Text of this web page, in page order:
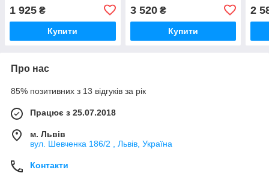
1 925 ₴
Купити
4M1713139G59V
3 520₴
Купити
2
Про нас
85% позитивних з 13 відгуків за рік
Працює з 25.07.2018
м. Львів
вул. Шевченка 186/2 , Львів, Україна
Контакти